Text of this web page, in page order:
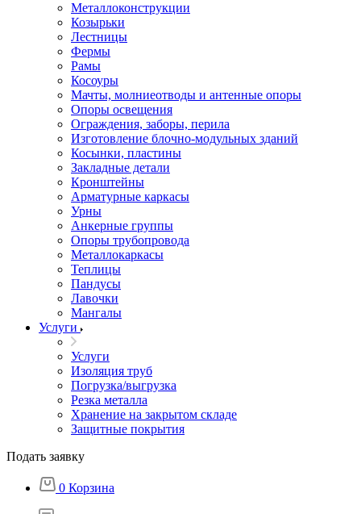
Металлоконструкции
Козырьки
Лестницы
Фермы
Рамы
Косоуры
Мачты, молниеотводы и антенные опоры
Опоры освещения
Ограждения, заборы, перила
Изготовление блочно-модульных зданий
Косынки, пластины
Закладные детали
Кронштейны
Арматурные каркасы
Урны
Анкерные группы
Опоры трубопровода
Металлокаркасы
Теплицы
Пандусы
Лавочки
Мангалы
Услуги
Услуги
Изоляция труб
Погрузка/выгрузка
Резка металла
Хранение на закрытом складе
Защитные покрытия
Подать заявку
0 Корзина